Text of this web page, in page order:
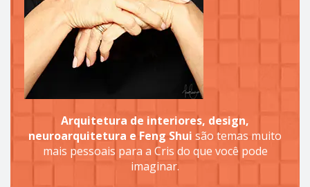
Arquitetura de interiores, design,
neuroarquitetura e Feng Shui são temas muito
mais pessoais para a Cris do que você pode
imaginar.